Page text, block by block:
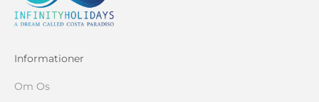
Informationer
Om Os